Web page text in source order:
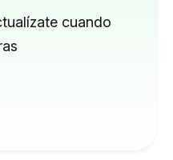
cuando